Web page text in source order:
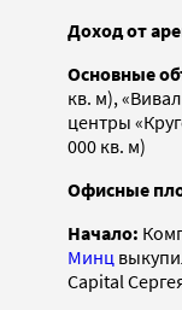
Доход от
Основные
кв. м),
центры
000 кв. м)
Офисные
Начало:
Минц
Capital